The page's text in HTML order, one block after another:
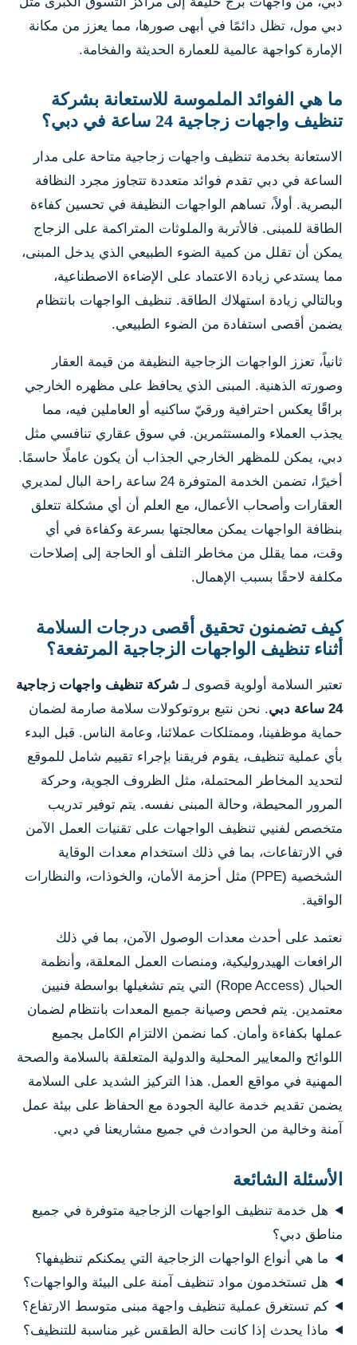
دبي مول، تظل دائمًا في أبهى صورها، مما يعزز من مكانة
الإمارة كواجهة عالمية للعمارة الحديثة والفخامة.
ما هي الفوائد الملموسة للاستعانة بشركة
تنظيف واجهات زجاجية 24 ساعة في دبي؟
الاستعانة بخدمة تنظيف واجهات زجاجية متاحة على مدار
الساعة في دبي تقدم فوائد متعددة تتجاوز مجرد النظافة
البصرية. أولاً، تساهم الواجهات النظيفة في تحسين كفاءة
الطاقة للمبنى. فالأتربة والملوثات المتراكمة على الزجاج
يمكن أن تقلل من كمية الضوء الطبيعي الذي يدخل المبنى،
مما يستدعي زيادة الاعتماد على الإضاءة الاصطناعية،
وبالتالي زيادة استهلاك الطاقة. تنظيف الواجهات بانتظام
يضمن أقصى استفادة من الضوء الطبيعي.
ثانياً، تعزز الواجهات الزجاجية النظيفة من قيمة العقار
وصورته الذهنية. المبنى الذي يحافظ على مظهره الخارجي
براقًا يعكس احترافية ورقيّ ساكنيه أو العاملين فيه، مما
يجذب العملاء والمستثمرين. في سوق عقاري تنافسي مثل
دبي، يمكن للمظهر الخارجي الجذاب أن يكون عاملًا حاسمًا.
أخيرًا، تضمن الخدمة المتوفرة 24 ساعة راحة البال لمديري
العقارات وأصحاب الأعمال، مع العلم أن أي مشكلة تتعلق
بنظافة الواجهات يمكن معالجتها بسرعة وكفاءة في أي
وقت، مما يقلل من مخاطر التلف أو الحاجة إلى إصلاحات
مكلفة لاحقًا بسبب الإهمال.
كيف تضمنون تحقيق أقصى درجات السلامة
أثناء تنظيف الواجهات الزجاجية المرتفعة؟
تعتبر السلامة أولوية قصوى لـ شركة تنظيف واجهات زجاجية
24 ساعة دبي
. نحن نتبع بروتوكولات سلامة صارمة لضمان
حماية موظفينا، وممتلكات عملائنا، وعامة الناس. قبل البدء
بأي عملية تنظيف، يقوم فريقنا بإجراء تقييم شامل للموقع
لتحديد المخاطر المحتملة، مثل الظروف الجوية، وحركة
المرور المحيطة، وحالة المبنى نفسه. يتم توفير تدريب
متخصص لفنيي تنظيف الواجهات على تقنيات العمل الآمن
في الارتفاعات، بما في ذلك استخدام معدات الوقاية
الشخصية (PPE) مثل أحزمة الأمان، والخوذات، والنظارات
الواقية.
نعتمد على أحدث معدات الوصول الآمن، بما في ذلك
الرافعات الهيدروليكية، ومنصات العمل المعلقة، وأنظمة
الحبال (Rope Access) التي يتم تشغيلها بواسطة فنيين
معتمدين. يتم فحص وصيانة جميع المعدات بانتظام لضمان
عملها بكفاءة وأمان. كما نضمن الالتزام الكامل بجميع
اللوائح والمعايير المحلية والدولية المتعلقة بالسلامة والصحة
المهنية في مواقع العمل. هذا التركيز الشديد على السلامة
يضمن تقديم خدمة عالية الجودة مع الحفاظ على بيئة عمل
آمنة وخالية من الحوادث في جميع مشاريعنا في دبي.
الأسئلة الشائعة
هل خدمة تنظيف الواجهات الزجاجية متوفرة في جميع
مناطق دبي؟
ما هي أنواع الواجهات الزجاجية التي يمكنكم تنظيفها؟
هل تستخدمون مواد تنظيف آمنة على البيئة والواجهات؟
كم تستغرق عملية تنظيف واجهة مبنى متوسط الارتفاع؟
ماذا يحدث إذا كانت حالة الطقس غير مناسبة للتنظيف؟